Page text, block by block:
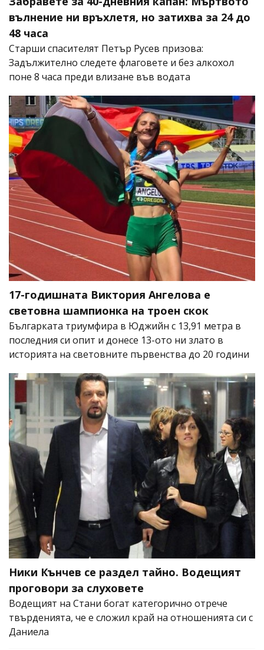
вълнение ни връхлетя, но затихва за 24 до
48 часа
Старши спасителят Петър Русев призова:
Задължително следете флаговете и без алкохол
поне 8 часа преди влизане във водата
17-годишната Виктория Ангелова е
световна шампионка на троен скок
Българката триумфира в Юджийн с 13,91 метра в
последния си опит и донесе 13-ото ни злато в
историята на световните първенства до 20 години
Ники Кънчев се раздел тайно. Водещият
проговори за слуховете
Водещият на Стани богат категорично отрече
твърденията, че е сложил край на отношенията си с
Даниела